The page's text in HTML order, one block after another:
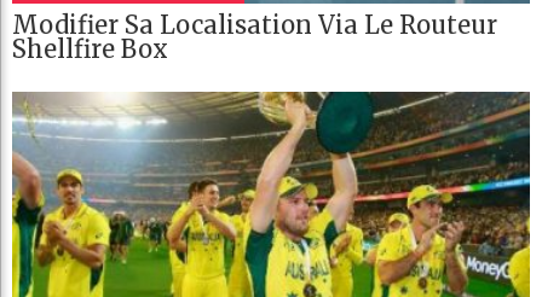
Modifier Sa Localisation Via Le Routeur
Shellfire Box